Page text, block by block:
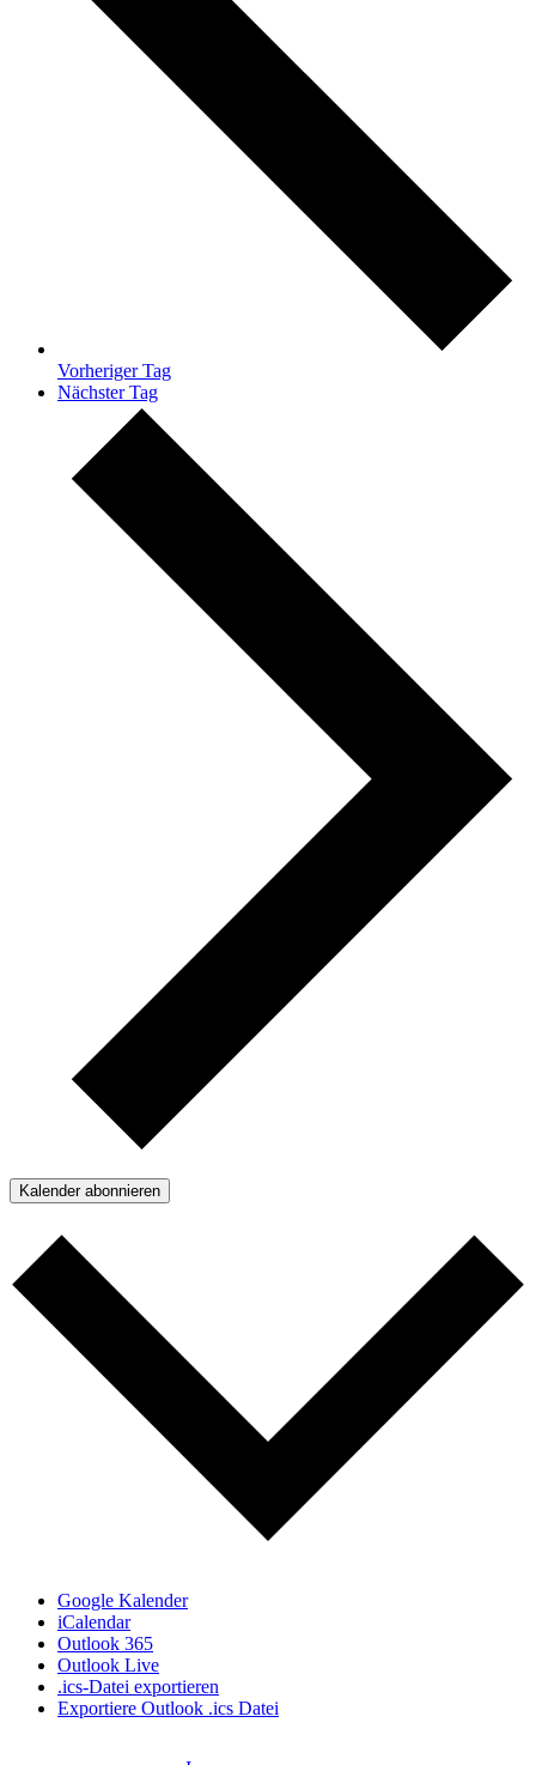
Vorheriger Tag
Nächster Tag
Kalender abonnieren
Google Kalender
iCalendar
Outlook 365
Outlook Live
.ics-Datei exportieren
Exportiere Outlook .ics Datei